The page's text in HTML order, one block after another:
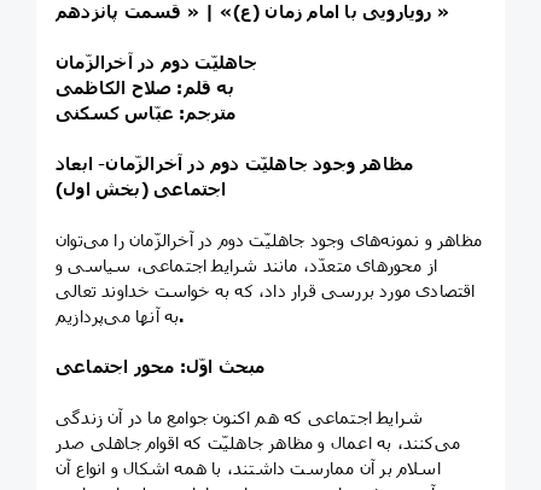
رویارویی با امام زمان (ع)» | « قسمت پانزدهم »
جاهلیّت دوم در آخرالزّمان
به قلم: صلاح الکاظمی
مترجم: عبّاس کسکنی
مظاهر وجود جاهلیّت دوم در آخرالزّمان- ابعاد
اجتماعی (بخش اول)
مظاهر و نمونه‌های وجود جاهلیّت دوم در آخرالزّمان را می‌توان
از محورهای متعدّد، مانند شرایط اجتماعی، سیاسی و
اقتصادی مورد بررسی قرار داد، که به خواست خداوند تعالی
به آنها می‌پردازیم.
مبحث اوّل: محور اجتماعی
شرایط اجتماعی که هم اکنون جوامع ما در آن زندگی
می‌کنند، به اعمال و مظاهر جاهلیّت که اقوام جاهلی صدر
اسلام بر آن ممارست داشتند، با همه اشکال و انواع آن